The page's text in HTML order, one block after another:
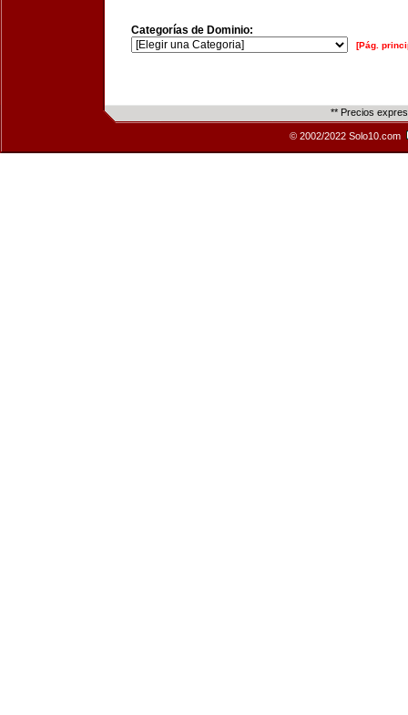
Categorías de Dominio:
[Pág.
** Precios
© 2002/2022 Solo10.com